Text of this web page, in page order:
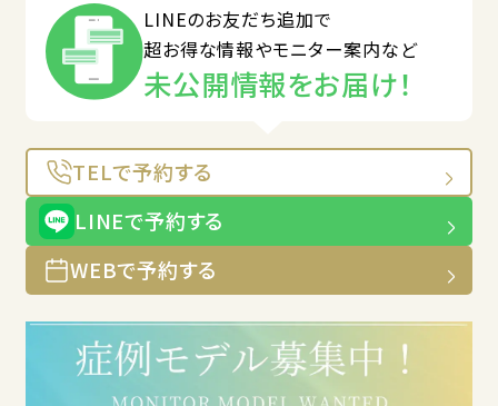
LINEのお友だち追加で
超お得な情報やモニター案内など
未公開情報をお届け！
TELで予約する
LINEで予約する
WEBで予約する